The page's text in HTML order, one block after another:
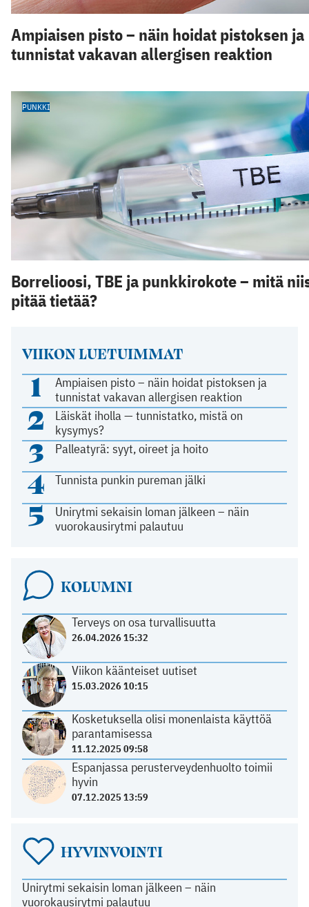
VIIKON LUETUIMMAT
1
Ampiaisen pisto – näin hoidat pistoksen ja
tunnistat vakavan allergisen reaktion
2
Läiskät iholla — tunnistatko, mistä on
kysymys?
3 Palleatyrä: syyt, oireet ja hoito
4 Tunnista punkin pureman jälki
5
Unirytmi sekaisin loman jälkeen – näin
vuorokausirytmi palautuu
KOLUMNI
Terveys on osa turvallisuutta
26.04.2026 15:32
Viikon käänteiset uutiset
15.03.2026 10:15
Kosketuksella olisi monenlaista käyttöä
parantamisessa
11.12.2025 09:58
Espanjassa perusterveydenhuolto toimii
hyvin
07.12.2025 13:59
HYVINVOINTI
Unirytmi sekaisin loman jälkeen – näin
vuorokausirytmi palautuu
Ampiaisen pisto – näin hoidat pistoksen ja
tunnistat vakavan allergisen reaktion
PUNKKI
Borrelioosi, TBE ja punkkirokote – mitä
pitää tietää?